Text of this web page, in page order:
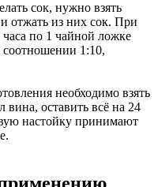
сок, нужно взять
отжать из них сок. При
по 1 чайной ложке
1:10,
необходимо взять
вина, оставить всё на 24
настойку принимают